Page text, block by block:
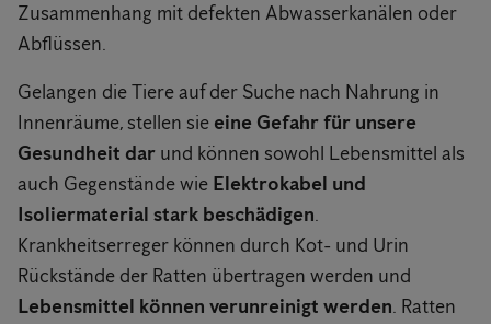
Zusammenhang mit defekten Abwasserkanälen oder
Abflüssen.
Gelangen die Tiere auf der Suche nach Nahrung in
Innenräume, stellen sie eine Gefahr für unsere
Gesundheit dar und können sowohl Lebensmittel als
auch Gegenstände wie Elektrokabel und
Isoliermaterial stark beschädigen.
Krankheitserreger können durch Kot- und Urin
Rückstände der Ratten übertragen werden und
Lebensmittel können verunreinigt werden. Ratten